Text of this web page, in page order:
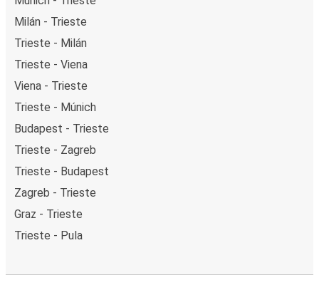
Milán - Trieste
Trieste - Milán
Trieste - Viena
Viena - Trieste
Trieste - Múnich
Budapest - Trieste
Trieste - Zagreb
Trieste - Budapest
Zagreb - Trieste
Graz - Trieste
Trieste - Pula